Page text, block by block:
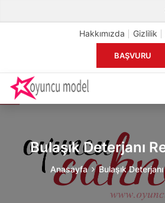
Hakkımızda Gizlilik
BAŞVURU
Bulaşık Deterjanı
Anasayfa Bulaşık